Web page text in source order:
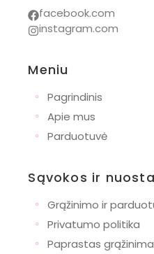
facebook.com
instagram.com
Meniu
◦
Pagrindinis
◦ Apie mus
◦ Parduotuvė
Sąvokos ir
◦
Grąžinimo ir
◦ Privatumo politika
◦ Paprastas